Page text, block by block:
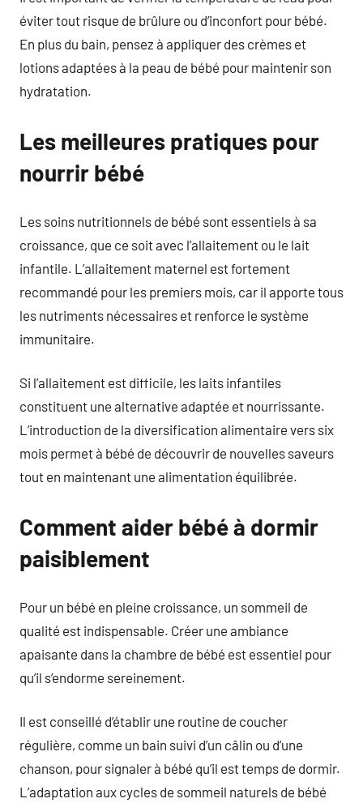
éviter tout risque de brûlure ou d’inconfort pour bébé.
En plus du bain, pensez à appliquer des crèmes et
lotions adaptées à la peau de bébé pour maintenir son
hydratation.
Les meilleures pratiques pour
nourrir bébé
Les soins nutritionnels de bébé sont essentiels à sa
croissance, que ce soit avec l’allaitement ou le lait
infantile. L’allaitement maternel est fortement
recommandé pour les premiers mois, car il apporte tous
les nutriments nécessaires et renforce le système
immunitaire.
Si l’allaitement est difficile, les laits infantiles
constituent une alternative adaptée et nourrissante.
L’introduction de la diversification alimentaire vers six
mois permet à bébé de découvrir de nouvelles saveurs
tout en maintenant une alimentation équilibrée.
Comment aider bébé à dormir
paisiblement
Pour un bébé en pleine croissance, un sommeil de
qualité est indispensable. Créer une ambiance
apaisante dans la chambre de bébé est essentiel pour
qu’il s’endorme sereinement.
Il est conseillé d’établir une routine de coucher
régulière, comme un bain suivi d’un câlin ou d’une
chanson, pour signaler à bébé qu’il est temps de dormir.
L’adaptation aux cycles de sommeil naturels de bébé